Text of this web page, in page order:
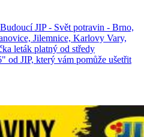
JIP - Svět potravin - Brno,
Jilemnice, Karlovy Vary,
leták platný od středy
od JIP, který vám pomůže ušetřit